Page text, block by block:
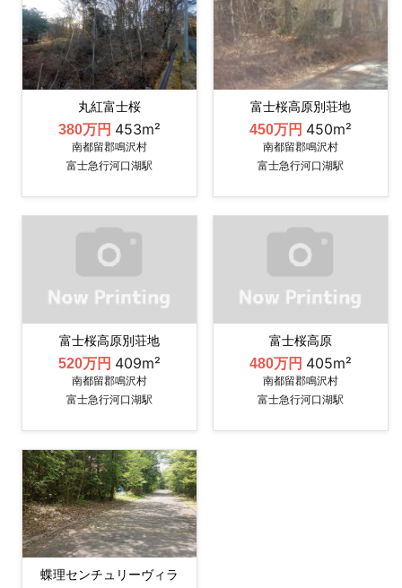
丸紅富士桜
380万円 453m²
南都留郡鳴沢村
富士急行河口湖駅
富士桜高原別荘地
450万円 450m²
南都留郡鳴沢村
富士急行河口湖駅
富士桜高原別荘地
520万円 409m²
南都留郡鳴沢村
富士急行河口湖駅
富士桜高原
480万円 405m²
南都留郡鳴沢村
富士急行河口湖駅
蝶理センチュリーヴィラ